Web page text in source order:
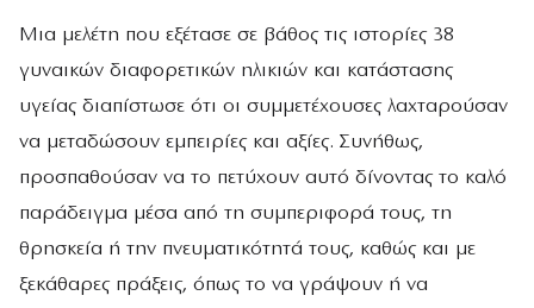
Μια μελέτη που εξέτασε σε βάθος τις ιστορίες 38
γυναικών διαφορετικών ηλικιών και κατάστασης
υγείας διαπίστωσε ότι οι συμμετέχουσες λαχταρούσαν
να μεταδώσουν εμπειρίες και αξίες. Συνήθως,
προσπαθούσαν να το πετύχουν αυτό δίνοντας το καλό
παράδειγμα μέσα από τη συμπεριφορά τους, τη
θρησκεία ή την πνευματικότητά τους, καθώς και με
ξεκάθαρες πράξεις, όπως το να γράψουν ή να